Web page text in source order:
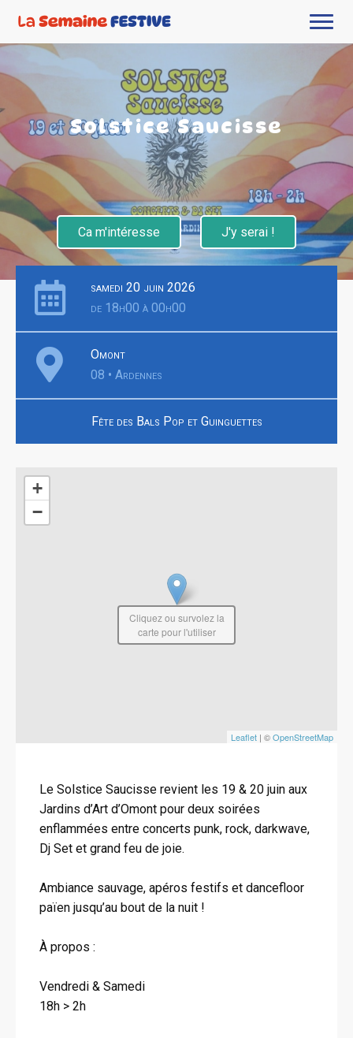
Solstice Saucisse
Ca m'intéresse J'y serai !
samedi 20 juin 2026
de 18h00 à 00h00
Omont
08 • Ardennes
Fête des Bals Pop et Guinguettes
+
−
Leaflet | ©OpenStreetMap
Cliquez ou survolez la
carte pour l'utiliser
Le Solstice Saucisse revient les 19 & 20 juin aux
Jardins d’Art d’Omont pour deux soirées
enflammées entre concerts punk, rock, darkwave,
Dj Set et grand feu de joie.
Ambiance sauvage, apéros festifs et dancefloor
païen jusqu’au bout de la nuit !
À propos :
Vendredi & Samedi
18h > 2h